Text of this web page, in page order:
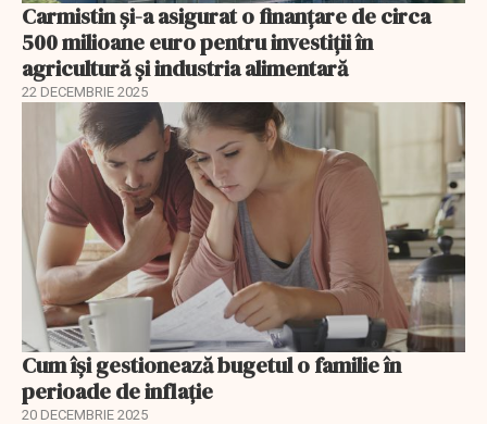
Carmistin și-a asigurat o finanțare de circa
500 milioane euro pentru investiții în
agricultură și industria alimentară
22 DECEMBRIE 2025
Cum își gestionează bugetul o familie în
perioade de inflație
20 DECEMBRIE 2025